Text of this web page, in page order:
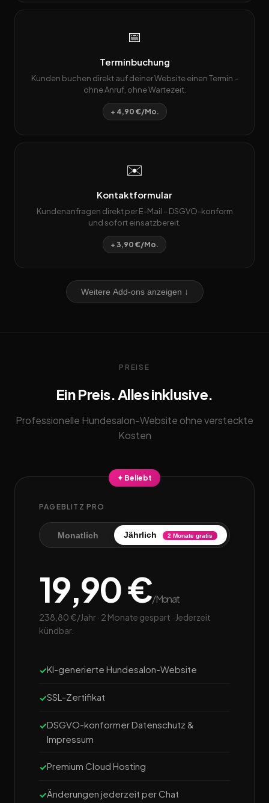
📅
Terminbuchung
Kunden buchen direkt auf deiner Website einen Termin –
ohne Anruf, ohne Wartezeit.
+ 4,90 €/Mo.
✉️
Kontaktformular
Kundenanfragen direkt per E-Mail – DSGVO-konform
und sofort einsatzbereit.
+ 3,90 €/Mo.
Weitere Add-ons anzeigen ↓
PREISE
Ein Preis. Alles inklusive.
Professionelle Hundesalon-Website ohne versteckte
Kosten
✦ Beliebt
PAGEBLITZ PRO
Monatlich Jährlich 2 Monate gratis
19,90 €/Monat
238,80 €/Jahr · 2 Monate gespart · Jederzeit
kündbar.
KI-generierte Hundesalon-Website
SSL-Zertifikat
DSGVO-konformer Datenschutz &
Impressum
Premium Cloud Hosting
Änderungen jederzeit per Chat